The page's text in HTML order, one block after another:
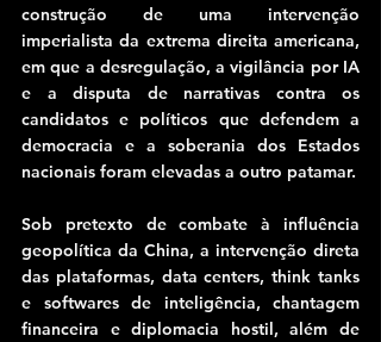
construção de uma intervenção
imperialista da extrema direita americana,
em que a desregulação, a vigilância por IA
e a disputa de narrativas contra os
candidatos e políticos que defendem a
democracia e a soberania dos Estados
nacionais foram elevadas a outro patamar.
Sob pretexto de combate à influência
geopolítica da China, a intervenção direta
das plataformas, data centers, think tanks
e softwares de inteligência, chantagem
financeira e diplomacia hostil, além de